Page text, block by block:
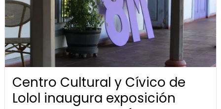
Centro Cultural y Cívico de
Lolol inaugura exposición